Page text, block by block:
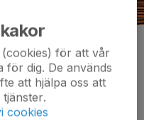
för att vår
för dig. De används
att hjälpa oss att
cookies